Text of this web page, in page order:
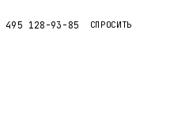
495 128-93-85 СПРОСИТЬ